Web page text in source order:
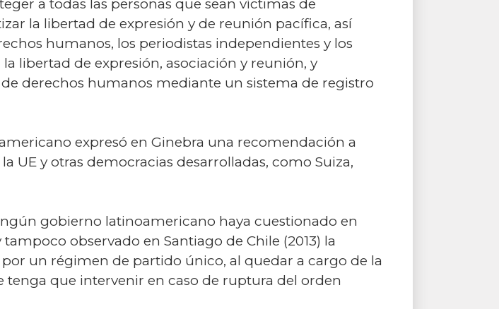
a todas las personas que sean víctimas de
la libertad de expresión y de reunión pacífica, así
humanos, los periodistas independientes y los
libertad de expresión, asociación y reunión, y
derechos humanos mediante un sistema de registro
expresó en Ginebra una recomendación a
UE y otras democracias desarrolladas, como Suiza,
gobierno latinoamericano haya cuestionado en
observado en Santiago de Chile (2013) la
un régimen de partido único, al quedar a cargo de la
que intervenir en caso de ruptura del orden